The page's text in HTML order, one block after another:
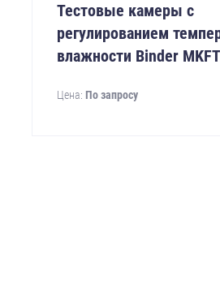
Тестовые камеры с
регулированием
влажности Binder
Цена: По запросу